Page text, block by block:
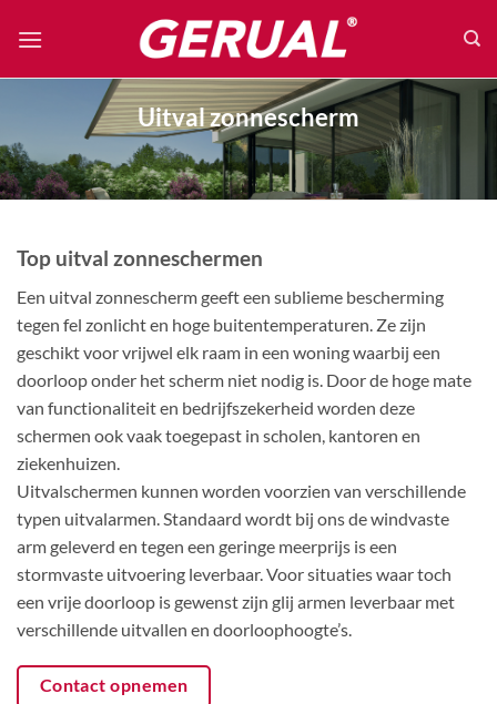
naar
Uitval zonnescherm
Top uitval zonneschermen
Een uitval zonnescherm geeft een sublieme bescherming
tegen fel zonlicht en hoge buitentemperaturen. Ze zijn
geschikt voor vrijwel elk raam in een woning waarbij een
doorloop onder het scherm niet nodig is. Door de hoge mate
van functionaliteit en bedrijfszekerheid worden deze
schermen ook vaak toegepast in scholen, kantoren en
ziekenhuizen.
Uitvalschermen kunnen worden voorzien van verschillende
typen uitvalarmen. Standaard wordt bij ons de windvaste
arm geleverd en tegen een geringe meerprijs is een
stormvaste uitvoering leverbaar. Voor situaties waar toch
een vrije doorloop is gewenst zijn glij armen leverbaar met
verschillende uitvallen en doorloophoogte’s.
Contact opnemen